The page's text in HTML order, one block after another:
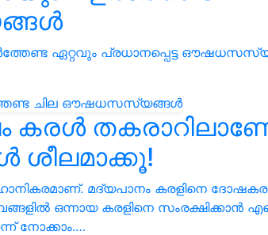
ഏറ്റവും പ്രധാനപ്പെട്ട
കരൾ
മദ്യപാനം കരളിനെ
ഒന്നായ കരളിനെ സംരക്ഷിക്കാൻ
നോക്കാം.…